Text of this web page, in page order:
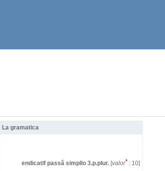
La gramatica
endicatif passâ simpllo 3.p.plur. [valor* : 10]